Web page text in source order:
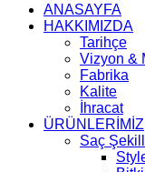
ANASAYFA
HAKKIMIZDA
Tarihçe
Vizyon &
Fabrika
Kalite
İhracat
ÜRÜNLERİMİZ
Saç